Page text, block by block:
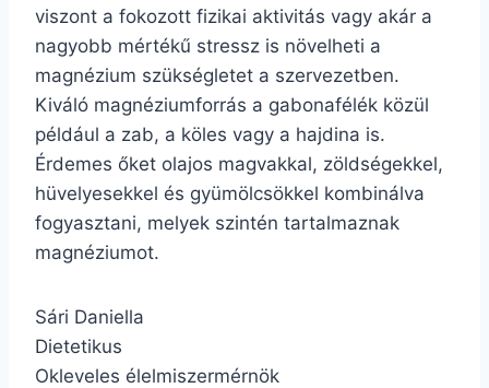
viszont a fokozott fizikai aktivitás vagy akár a
nagyobb mértékű stressz is növelheti a
magnézium szükségletet a szervezetben.
Kiváló magnéziumforrás a gabonafélék közül
például a zab, a köles vagy a hajdina is.
Érdemes őket olajos magvakkal, zöldségekkel,
hüvelyesekkel és gyümölcsökkel kombinálva
fogyasztani, melyek szintén tartalmaznak
magnéziumot.
Sári Daniella
Dietetikus
Okleveles élelmiszermérnök